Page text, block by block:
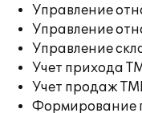
Управление
Управление
Управление
Учет прихода
Учет продаж
Формирование